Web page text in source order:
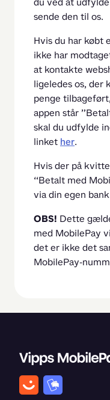
sende den til os.
Hvis du har købt
ikke har
at kontakte
ligeledes os, der
penge
appen står
skal du udfylde
linket her.
Hvis der på
“Betalt med
via din egen
OBS! Dette
med MobilePay
det er ikke det
MobilePay-